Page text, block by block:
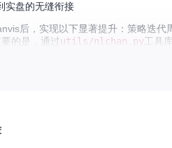
实盘的无缝衔接
后，实现以下显著提升：策略迭
的是，通过utils/nlchan.py工具